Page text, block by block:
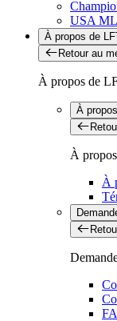
USA
À propos de
Retour au
À propos de
À
À
À